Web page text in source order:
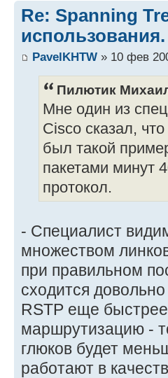
Re: Spanning
использования.
PavelKHTW » 10 фев
Пилютик
Мне один из
Cisco сказал,
был такой
пакетами минут
протокол.
- Специалист
множеством
при правильном
сходится
RSTP еще
маршрутизацию -
глюков будет
работают в